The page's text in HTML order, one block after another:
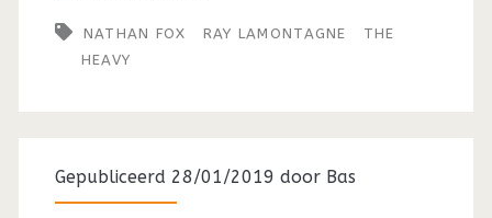
NATHAN FOX RAY LAMONTAGNE
THE
HEAVY
Gepubliceerd 28/01/2019 door Bas